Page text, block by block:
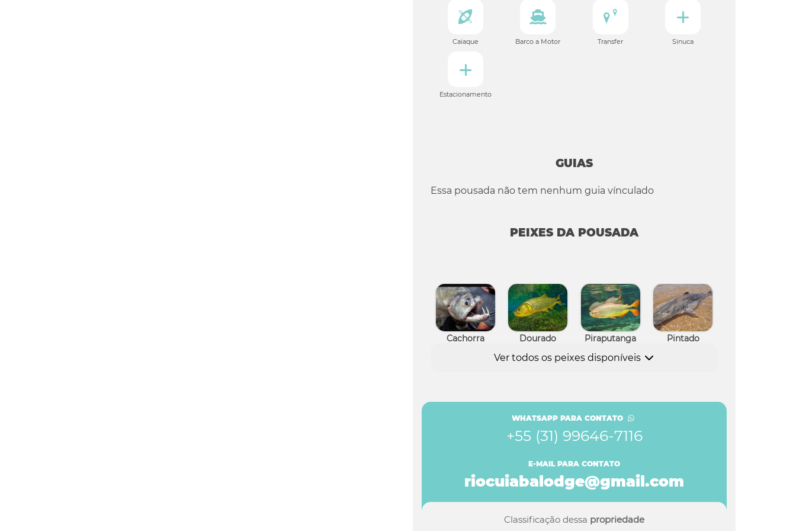
Caiaque Barco a Motor Transfer Sinuca
Estacionamento
GUIAS
Essa pousada não tem nenhum guia vínculado
PEIXES DA POUSADA
Cachorra Dourado Piraputanga Pintado
Pacu Cachara Piau
Ver todos os peixes disponíveis
WHATSAPP PARA CONTATO
+55 (31) 99646-7116
E-MAIL PARA CONTATO
riocuiabalodge@gmail.com
Classificação dessa propriedade